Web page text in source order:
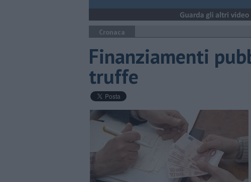
Cronaca
Finanziamenti
truffe